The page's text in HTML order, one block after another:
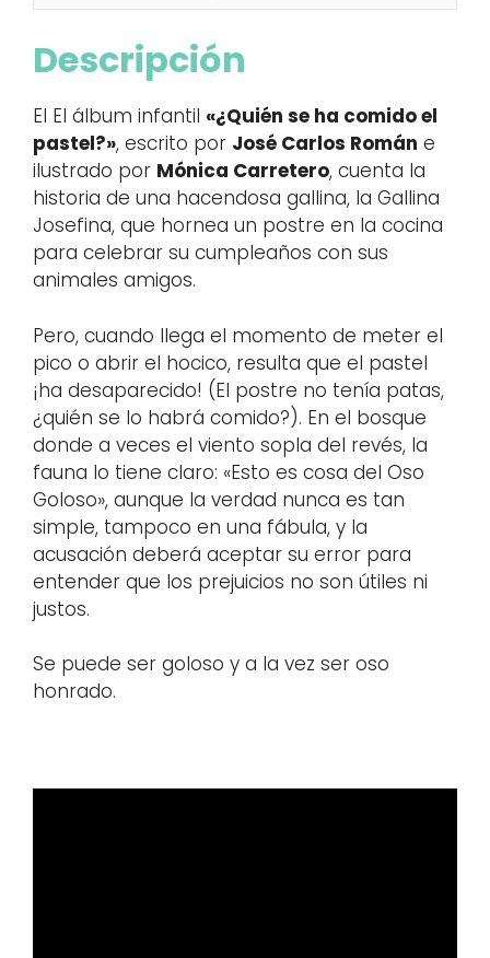
Descripción
El El álbum infantil «¿Quién se ha comido el
pastel?», escrito por José Carlos Román e
ilustrado por Mónica Carretero, cuenta la
historia de una hacendosa gallina, la Gallina
Josefina, que hornea un postre en la cocina
para celebrar su cumpleaños con sus
animales amigos.
Pero, cuando llega el momento de meter el
pico o abrir el hocico, resulta que el pastel
¡ha desaparecido! (El postre no tenía patas,
¿quién se lo habrá comido?). En el bosque
donde a veces el viento sopla del revés, la
fauna lo tiene claro: «Esto es cosa del Oso
Goloso», aunque la verdad nunca es tan
simple, tampoco en una fábula, y la
acusación deberá aceptar su error para
entender que los prejuicios no son útiles ni
justos.
Se puede ser goloso y a la vez ser oso
honrado.